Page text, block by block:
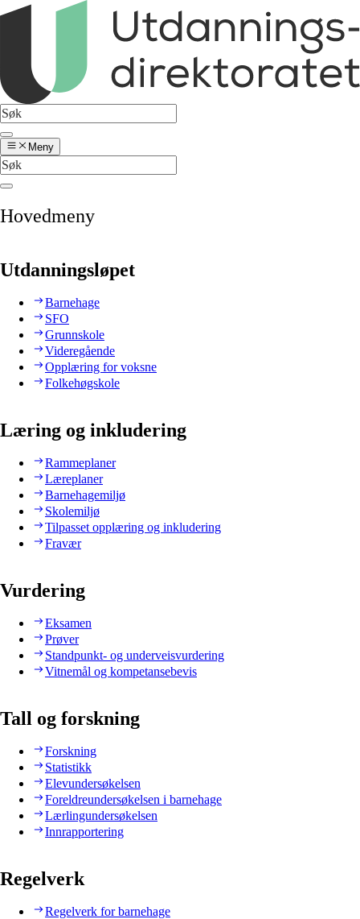
Meny
Hovedmeny
Utdanningsløpet
Barnehage
SFO
Grunnskole
Videregående
Opplæring for voksne
Folkehøgskole
Læring og inkludering
Rammeplaner
Læreplaner
Barnehagemiljø
Skolemiljø
Tilpasset opplæring og inkludering
Fravær
Vurdering
Eksamen
Prøver
Standpunkt- og underveisvurdering
Vitnemål og kompetansebevis
Tall og forskning
Forskning
Statistikk
Elevundersøkelsen
Foreldreundersøkelsen i barnehage
Lærlingundersøkelsen
Innrapportering
Regelverk
Regelverk for barnehage